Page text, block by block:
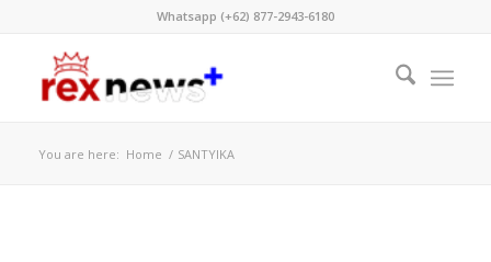
Whatsapp (+62) 877-2943-6180
You are here: Home / SANTYIKA